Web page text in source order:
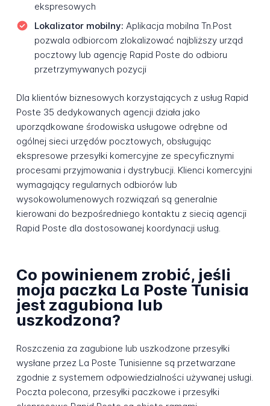
ekspresowych
Lokalizator mobilny: Aplikacja mobilna Tn.Post
pozwala odbiorcom zlokalizować najbliższy urząd
pocztowy lub agencję Rapid Poste do odbioru
przetrzymywanych pozycji
Dla klientów biznesowych korzystających z usług Rapid
Poste 35 dedykowanych agencji działa jako
uporządkowane środowiska usługowe odrębne od
ogólnej sieci urzędów pocztowych, obsługując
ekspresowe przesyłki komercyjne ze specyficznymi
procesami przyjmowania i dystrybucji. Klienci komercyjni
wymagający regularnych odbiorów lub
wysokowolumenowych rozwiązań są generalnie
kierowani do bezpośredniego kontaktu z siecią agencji
Rapid Poste dla dostosowanej koordynacji usług.
Co powinienem zrobić, jeśli
moja paczka La Poste Tunisia
jest zagubiona lub
uszkodzona?
Roszczenia za zagubione lub uszkodzone przesyłki
wysłane przez La Poste Tunisienne są przetwarzane
zgodnie z systemem odpowiedzialności używanej usługi.
Poczta polecona, przesyłki paczkowe i przesyłki